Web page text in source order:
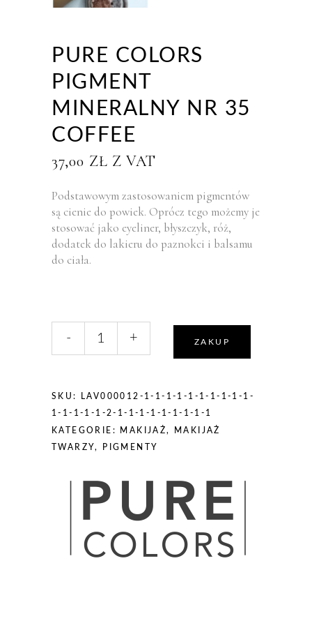
PURE COLORS
PIGMENT
MINERALNY NR 35
COFFEE
37,00 ZŁ Z VAT
Podstawowym zastosowaniem pigmentów
są cienie do powiek. Oprócz tego możemy je
stosować jako eyeliner, błyszczyk, róż,
dodatek do lakieru do paznokci i balsamu
do ciała.
mineralny
nr
35
Coffee
- + ZAKUP
SKU:
LAV000012-1-1-1-1-1-1-1-1-1-1-
1-1-1-1-1-2-1-1-1-1-1-1-1-1-1
KATEGORIE: MAKIJAŻ,
MAKIJAŻ
TWARZY, PIGMENTY